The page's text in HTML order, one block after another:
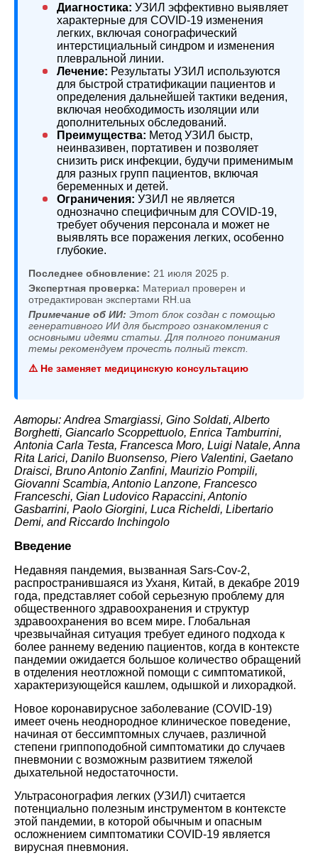
Диагностика: УЗИЛ эффективно выявляет
характерные для COVID-19 изменения
легких, включая сонографический
интерстициальный синдром и изменения
плевральной линии.
Лечение: Результаты УЗИЛ используются
для быстрой стратификации пациентов и
определения дальнейшей тактики ведения,
включая необходимость изоляции или
дополнительных обследований.
Преимущества: Метод УЗИЛ быстр,
неинвазивен, портативен и позволяет
снизить риск инфекции, будучи применимым
для разных групп пациентов, включая
беременных и детей.
Ограничения: УЗИЛ не является
однозначно специфичным для COVID-19,
требует обучения персонала и может не
выявлять все поражения легких, особенно
глубокие.
Последнее обновление: 21 июля 2025 р.
Экспертная проверка: Материал проверен и
отредактирован экспертами RH.ua
Примечание об ИИ: Этот блок создан с помощью
генеративного ИИ для быстрого ознакомления с
основными идеями статьи. Для полного понимания
темы рекомендуем прочесть полный текст.
⚠️ Не заменяет медицинскую консультацию
Авторы: Andrea Smargiassi, Gino Soldati, Alberto
Borghetti, Giancarlo Scoppettuolo, Enrica Tamburrini,
Antonia Carla Testa, Francesca Moro, Luigi Natale, Anna
Rita Larici, Danilo Buonsenso, Piero Valentini, Gaetano
Draisci, Bruno Antonio Zanfini, Maurizio Pompili,
Giovanni Scambia, Antonio Lanzone, Francesco
Franceschi, Gian Ludovico Rapaccini, Antonio
Gasbarrini, Paolo Giorgini, Luca Richeldi, Libertario
Demi, and Riccardo Inchingolo
Введение
Недавняя пандемия, вызванная Sars-Cov-2,
распространившаяся из Уханя, Китай, в декабре 2019
года, представляет собой серьезную проблему для
общественного здравоохранения и структур
здравоохранения во всем мире. Глобальная
чрезвычайная ситуация требует единого подхода к
более раннему ведению пациентов, когда в контексте
пандемии ожидается большое количество обращений
в отделения неотложной помощи с симптоматикой,
характеризующейся кашлем, одышкой и лихорадкой.
Новое коронавирусное заболевание (COVID-19)
имеет очень неоднородное клиническое поведение,
начиная от бессимптомных случаев, различной
степени гриппоподобной симптоматики до случаев
пневмонии с возможным развитием тяжелой
дыхательной недостаточности.
Ультрасонография легких (УЗИЛ) считается
потенциально полезным инструментом в контексте
этой пандемии, в которой обычным и опасным
осложнением симптоматики COVID-19 является
вирусная пневмония.